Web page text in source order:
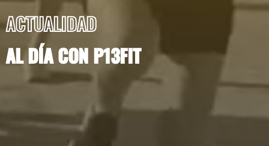
ACTUALIDAD
AL DÍA CON P13FIT